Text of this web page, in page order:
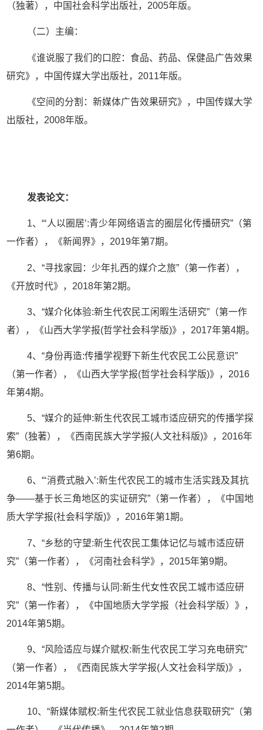
（独著），中国社会科学出版社，2005年版。
（二）主编：
《谁说服了我们的口腔：食品、药品、保健品广告效果
研究》，中国传媒大学出版社，2011年版。
《空间的分割：新媒体广告效果研究》，中国传媒大学
出版社，2008年版。
发表论文：
1、“‘人以圈居’:青少年网络语言的圈层化传播研究”（第
一作者），《新闻界》，2019年第7期。
2、“寻找家园：少年扎西的媒介之旅”（第一作者），
《开放时代》，2018年第2期。
3、“媒介化体验:新生代农民工闲暇生活研究”（第一作
者），《山西大学学报(哲学社会科学版)》，2017年第4期。
4、“身份再造:传播学视野下新生代农民工公民意识”
（第一作者），《山西大学学报(哲学社会科学版)》，2016
年第4期。
5、“媒介的延伸:新生代农民工城市适应研究的传播学探
索”（独著），《西南民族大学学报(人文社科版)》，2016年
第6期。
6、“‘消费式融入’:新生代农民工的城市生活实践及其抗
争——基于长三角地区的实证研究”（第一作者），《中国地
质大学学报(社会科学版)》，2016年第1期。
7、“乡愁的守望:新生代农民工集体记忆与城市适应研
究”（第一作者），《河南社会科学》，2015年第9期。
8、“性别、传播与认同:新生代女性农民工城市适应研
究”（第一作者），《中国地质大学学报（社会科学版）》，
2014年第5期。
9、“风险适应与媒介赋权:新生代农民工学习充电研究”
（第一作者），《西南民族大学学报(人文社会科学版)》，
2014年第5期。
10、“新媒体赋权:新生代农民工就业信息获取研究”（第